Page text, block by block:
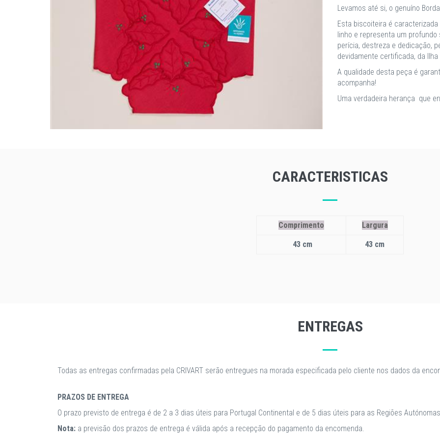
Levamos até si, o genuíno
Esta biscoiteira é
linho e representa um
perícia, destreza e dedicação,
devidamente certificada, da Ilha
A qualidade desta peça é
acompanha!
Uma verdadeira herança que
CARACTERISTICAS
Comprimento Largura
43 cm 43 cm
ENTREGAS
Todas as entregas confirmadas pela CRIVART serão entregues na morada especificada pelo cliente nos dados da
PRAZOS DE ENTREGA
O prazo previsto de entrega é de 2 a 3 dias úteis para Portugal Continental e de 5 dias úteis para as Regiões
Nota: a previsão dos prazos de entrega é válida após a recepção do pagamento da encomenda.